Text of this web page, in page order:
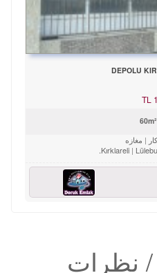
DEPOLU
TL
60m²
مغازه
Kırklareli